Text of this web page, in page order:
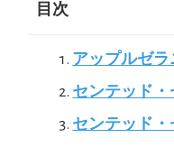
目次
アップルゼラ
センテッド・
センテッド